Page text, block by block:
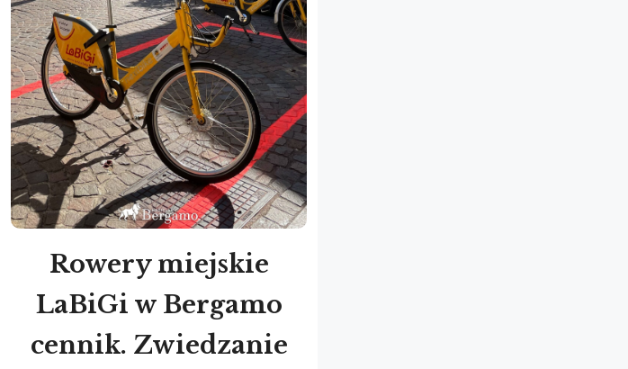
Rowery miejskie
LaBiGi w Bergamo
cennik. Zwiedzanie